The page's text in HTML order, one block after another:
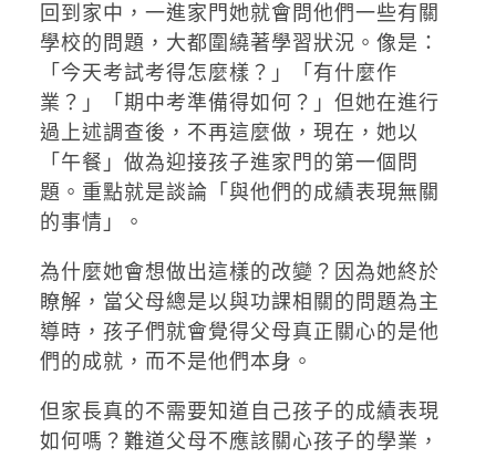
回到家中，一進家門她就會問他們一些有關
學校的問題，大都圍繞著學習狀況。像是：
「今天考試考得怎麼樣？」「有什麼作
業？」「期中考準備得如何？」但她在進行
過上述調查後，不再這麼做，現在，她以
「午餐」做為迎接孩子進家門的第一個問
題。重點就是談論「與他們的成績表現無關
的事情」。
為什麼她會想做出這樣的改變？因為她終於
瞭解，當父母總是以與功課相關的問題為主
導時，孩子們就會覺得父母真正關心的是他
們的成就，而不是他們本身。
但家長真的不需要知道自己孩子的成績表現
如何嗎？難道父母不應該關心孩子的學業，